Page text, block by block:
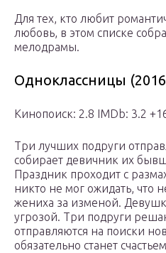
Для тех, кто любит
любовь, в этом списке
мелодрамы.
Одноклассницы
Кинопоиск: 2.8 IMDb: 3.2
Три лучших подруги
собирает девичник их
Праздник проходит с
никто не мог ожидать, что
жениха за изменой.
угрозой. Три подруги
отправляются на поиски
обязательно станет